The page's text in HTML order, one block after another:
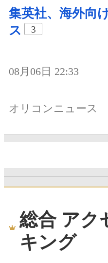
集英社、海外向
ス
3
08月06日 22:33
オリコンニュース
総合 アク
キング